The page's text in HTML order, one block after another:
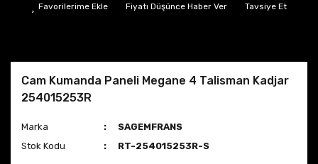
Fiyatı Düşünce Haber Ver Tavsiye Et
Cam Kumanda Paneli Megane 4 Talisman Kadjar
254015253R
Marka
SAGEMFRANS
Stok Kodu
RT-254015253R-S